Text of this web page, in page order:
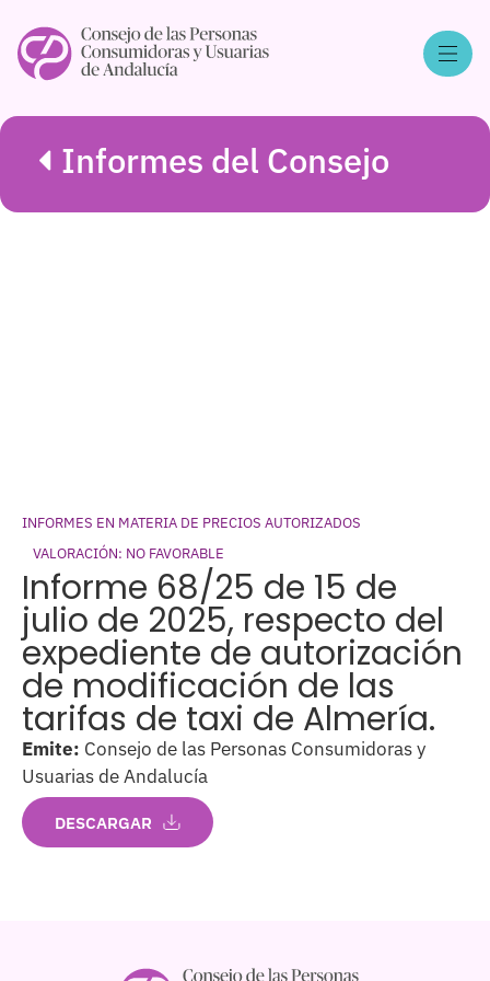
Informes del Consejo
INFORMES EN MATERIA DE PRECIOS AUTORIZADOS
VALORACIÓN: NO FAVORABLE
Informe 68/25 de 15 de
julio de 2025, respecto del
expediente de autorización
de modificación de las
tarifas de taxi de Almería.
Emite: Consejo de las Personas Consumidoras y
Usuarias de Andalucía
DESCARGAR